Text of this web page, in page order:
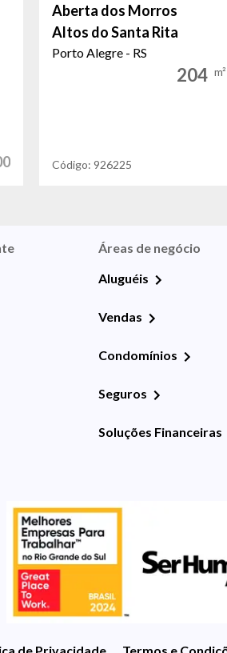
Aberta dos Morros
Altos do Santa Rita
Porto Alegre - RS
204 m²
Código:926225
Áreas de negócio
Aluguéis
Vendas
Condomínios
Seguros
Soluções Financeiras
de Privacidade Termos e